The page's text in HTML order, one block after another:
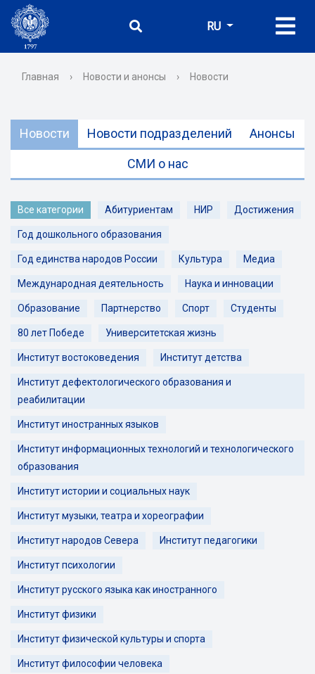
RU
Главная › Новости и анонсы › Новости
Новости Новости подразделений Анонсы
СМИ о нас
Все категории Абитуриентам НИР Достижения
Год дошкольного образования
Год единства народов России Культура Медиа
Международная деятельность Наука и инновации
Образование Партнерство Спорт Студенты
80 лет Победе Университетская жизнь
Институт востоковедения Институт детства
Институт дефектологического образования и
реабилитации
Институт иностранных языков
Институт информационных технологий и технологического
образования
Институт истории и социальных наук
Институт музыки, театра и хореографии
Институт народов Севера Институт педагогики
Институт психологии
Институт русского языка как иностранного
Институт физики
Институт физической культуры и спорта
Институт философии человека